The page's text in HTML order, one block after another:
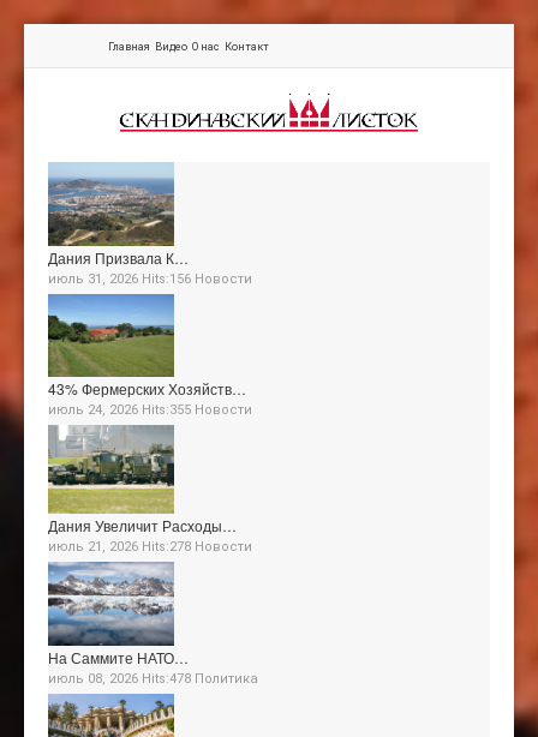
Главная Видео О нас Контакт
Дания Призвала К…
июль 31, 2026 Hits:156 Новости
43% Фермерских Хозяйств…
июль 24, 2026 Hits:355 Новости
Дания Увеличит Расходы…
июль 21, 2026 Hits:278 Новости
На Саммите НАТО…
июль 08, 2026 Hits:478 Политика